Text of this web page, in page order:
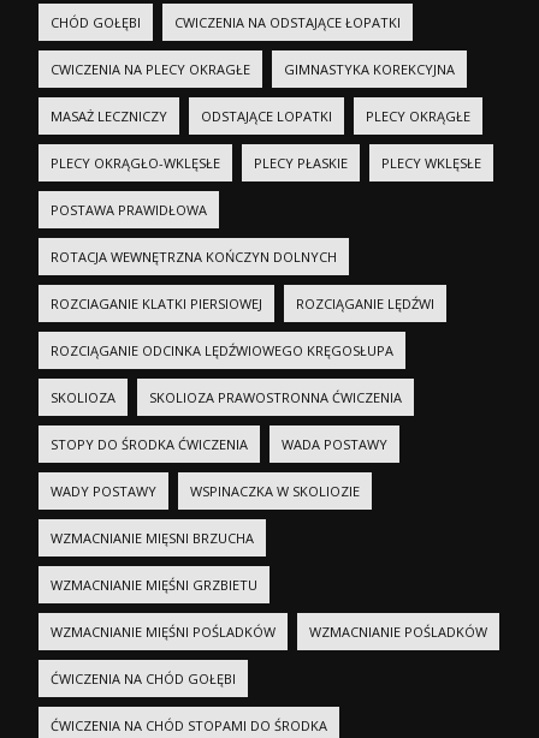
CHÓD GOŁĘBI CWICZENIA NA ODSTAJĄCE ŁOPATKI
CWICZENIA NA PLECY OKRAGŁE GIMNASTYKA KOREKCYJNA
MASAŻ LECZNICZY ODSTAJĄCE LOPATKI PLECY OKRĄGŁE
PLECY OKRĄGŁO-WKLĘSŁE PLECY PŁASKIE PLECY WKLĘSŁE
POSTAWA PRAWIDŁOWA
ROTACJA WEWNĘTRZNA KOŃCZYN DOLNYCH
ROZCIAGANIE KLATKI PIERSIOWEJ ROZCIĄGANIE LĘDŹWI
ROZCIĄGANIE ODCINKA LĘDŹWIOWEGO KRĘGOSŁUPA
SKOLIOZA SKOLIOZA PRAWOSTRONNA ĆWICZENIA
STOPY DO ŚRODKA ĆWICZENIA WADA POSTAWY
WADY POSTAWY WSPINACZKA W SKOLIOZIE
WZMACNIANIE MIĘSNI BRZUCHA
WZMACNIANIE MIĘŚNI GRZBIETU
WZMACNIANIE MIĘŚNI POŚLADKÓW WZMACNIANIE POŚLADKÓW
ĆWICZENIA NA CHÓD GOŁĘBI
ĆWICZENIA NA CHÓD STOPAMI DO ŚRODKA